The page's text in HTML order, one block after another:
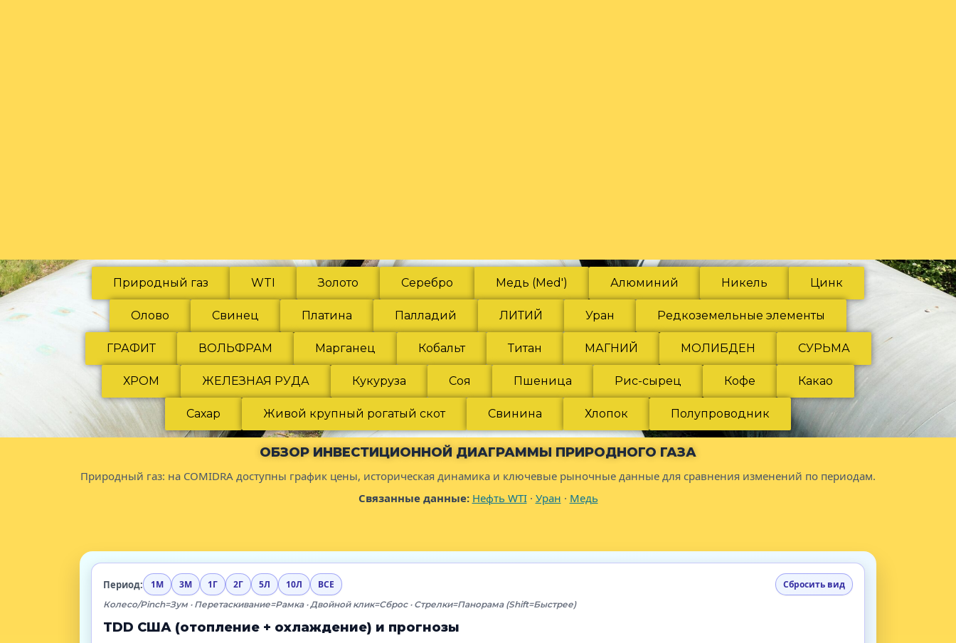
Природный газ WTI Золото Серебро Медь (Med') Алюминий Никель Цинк
Олово Свинец Платина Палладий ЛИТИЙ Уран Редкоземельные элементы
ГРАФИТ ВОЛЬФРАМ Марганец Кобальт Титан МАГНИЙ МОЛИБДЕН СУРЬМА
ХРОМ ЖЕЛЕЗНАЯ РУДА Кукуруза Соя Пшеница Рис-сырец Кофе Какао
Сахар Живой крупный рогатый скот Свинина Хлопок Полупроводник
ОБЗОР ИНВЕСТИЦИОННОЙ ДИАГРАММЫ ПРИРОДНОГО ГАЗА
Природный газ: на COMIDRA доступны график цены, историческая динамика и ключевые рыночные данные для сравнения изменений по периодам.
Связанные данные: Нефть WTI · Уран · Медь
Период: 1М 3М 1Г 2Г 5Л 10Л ВСЕ Сбросить вид
Колесо/Pinch=Зум · Перетаскивание=Рамка · Двойной клик=Сброс · Стрелки=Панорама (Shift=Быстрее)
TDD США (отопление + охлаждение) и прогнозы